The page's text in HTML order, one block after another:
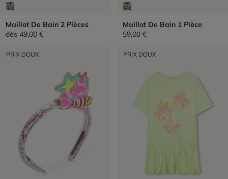
Maillot De Bain 2 Pièces
dès 49,00 €
Maillot De Bain 1 Pièce
59,00 €
PRIX DOUX PRIX DOUX